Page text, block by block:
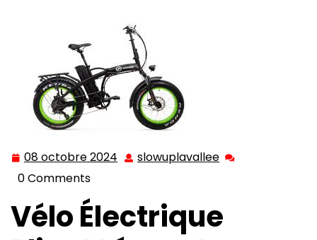
Mobilité Urbaine Réinventée
08 octobre 2024 08 slowuplavallee slowuplavallee
0 Comments
Vélo Électrique